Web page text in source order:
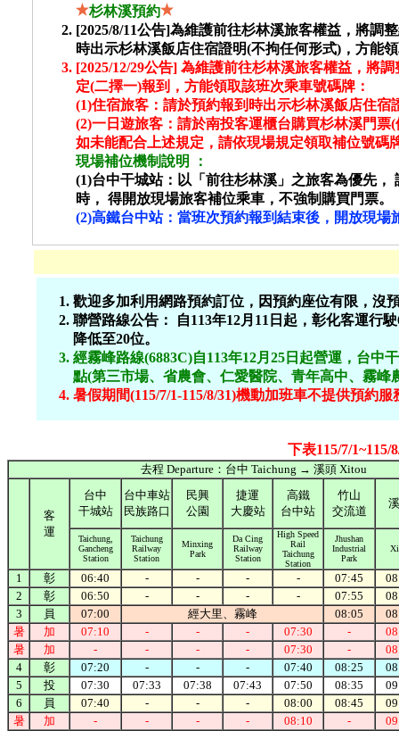
杉林溪預約
[2025/8/11公告]為維護前往杉林溪旅客權益，將調
時出示杉林溪飯店住宿證明(不拘任何形式)，方能
[2025/12/29公告] 為維護前往杉林溪旅客權益，將
定(二擇一)報到，方能領取該班次乘車號碼牌：
(1)住宿旅客：請於預約報到時出示杉林溪飯店住宿
(2)一日遊旅客：請於南投客運櫃台購買杉林溪門票
如未能配合上述規定，請依現場規定領取補位號碼
現場補位機制說明
：
(1)台中干城站：以「前往杉林溪」之旅客為優先
時， 得開放現場旅客補位乘車， 不強制購買門票。
(2)高鐵台中站：當班次預約報到結束後，開放現場
歡迎多加利用網路預約訂位，因預約座位有限，沒
聯營路線公告： 自113年12月11日起，彰化客運行
降低至20位。
經霧峰路線(6883C)自113年12月25日起營運， 台中
點(第三市場、省農會、仁愛醫院、青年高中、霧
暑假期間(115/7/1-115/8/31)機動加班車不提供預約服
下表115/7/
去程 Departure：台中 Taichung → 溪頭 Xitou
客
運
台中
干城站
台中車站
民族路口
民興
公園
捷運
大慶站
高鐵
台中站
竹山
交流道
Taichung,
Gancheng
Station
Taichung
Railway
Station
Minxing
Park
Da Cing
Railway
Station
High Speed
Rail
Taichung
Station
Jhushan
Industrial
Park
1 彰 06:40 - - - - 07:45
2
彰 06:50 - - - - 07:55
3
員 07:00 經大里、霧峰 08:05
暑
加 07:10 - - - 07:30 -
暑
加 - - - - 07:30 -
4
彰 07:20 - - - 07:40 08:25
5
投 07:30 07:33 07:38 07:43 07:50 08:35
6
員 07:40 - - - 08:00 08:45
暑
加 - - - - 08:10 -